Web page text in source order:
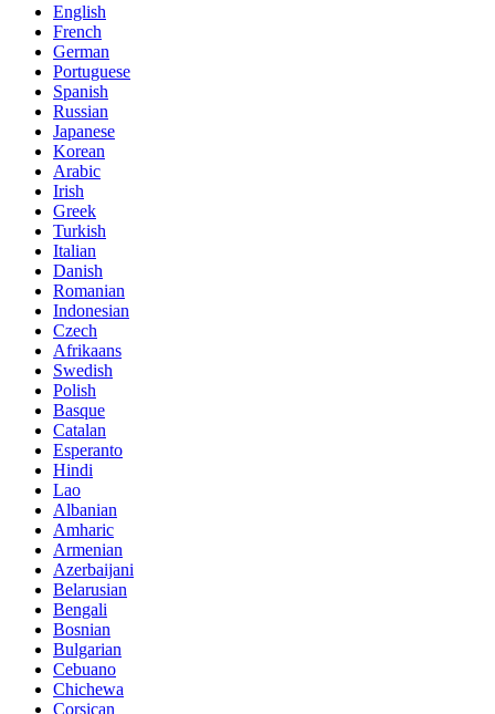
English
French
German
Portuguese
Spanish
Russian
Japanese
Korean
Arabic
Irish
Greek
Turkish
Italian
Danish
Romanian
Indonesian
Czech
Afrikaans
Swedish
Polish
Basque
Catalan
Esperanto
Hindi
Lao
Albanian
Amharic
Armenian
Azerbaijani
Belarusian
Bengali
Bosnian
Bulgarian
Cebuano
Chichewa
Corsican